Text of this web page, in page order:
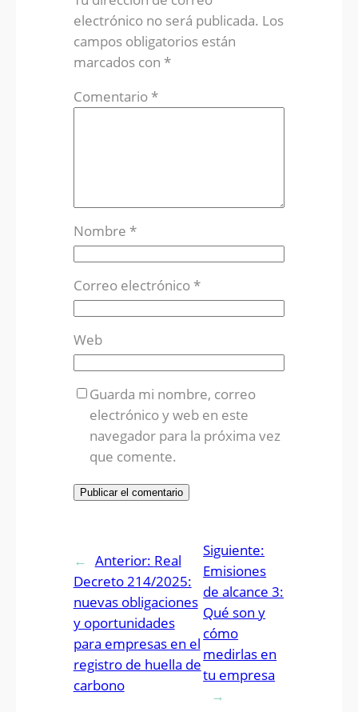
electrónico no será publicada. Los
campos obligatorios están
marcados con *
Comentario*
Nombre *
Correo electrónico*
Web
Guarda mi nombre, correo
electrónico y web en este
navegador para la próxima vez
que comente.
← Anterior: Real
Decreto 214/2025:
nuevas obligaciones
y oportunidades
para empresas en el
registro de huella de
carbono
Siguiente:
Emisiones
de alcance 3:
Qué son y
cómo
medirlas en
tu empresa
→